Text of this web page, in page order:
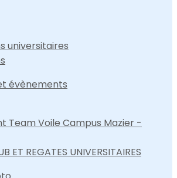
universitaires
évènements
Team Voile Campus Mazier -
ET REGATES UNIVERSITAIRES